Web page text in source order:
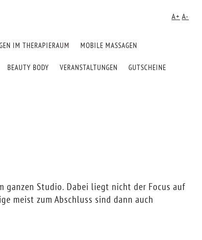
A+ A-
IM THERAPIERAUM MOBILE MASSAGEN
BEAUTY BODY VERANSTALTUNGEN GUTSCHEINE
ganzen Studio. Dabei liegt nicht der Focus auf
meist zum Abschluss sind dann auch